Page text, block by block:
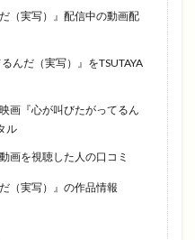
（実写）』配信中の動画配
んだ（実写）』をTSUTAYA
映画『心が叫びたがってるん
ル
画を視聴した人の口コミ
（実写）』の作品情報